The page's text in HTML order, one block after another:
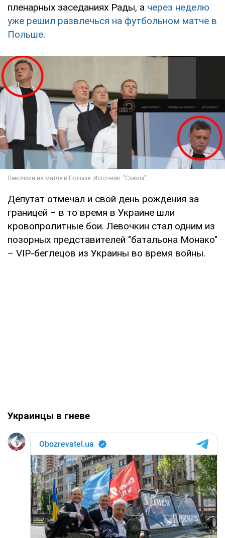
пленарных заседаниях Рады, а через неделю
уже решил развлечься на футбольном матче в
Польше.
Депутат отмечал и свой день рождения за
границей – в то время в Украине шли
кровопролитные бои. Левочкин стал одним из
позорных представителей "батальона Монако"
– VIP-беглецов из Украины во время войны.
Украинцы в гневе